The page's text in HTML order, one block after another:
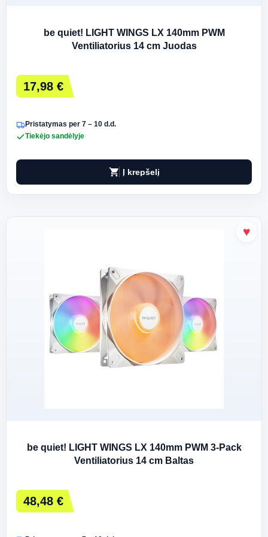
be quiet! LIGHT WINGS LX 140mm PWM
Ventiliatorius 14 cm Juodas
17,98 €
Pristatymas per 7 – 10 d.d.
Tiekėjo sandėlyje
shopping_cart Į krepšelį
be quiet! LIGHT WINGS LX 140mm PWM 3-Pack
Ventiliatorius 14 cm Baltas
48,48 €